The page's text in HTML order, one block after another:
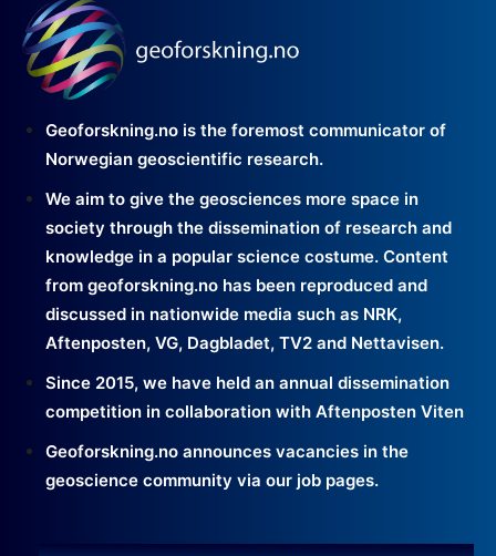
Geoforskning.no is the foremost communicator of
Norwegian geoscientific research.
We aim to give the geosciences more space in
society through the dissemination of research and
knowledge in a popular science costume. Content
from geoforskning.no has been reproduced and
discussed in nationwide media such as NRK,
Aftenposten, VG, Dagbladet, TV2 and Nettavisen.
Since 2015, we have held an annual dissemination
competition in collaboration with Aftenposten Viten
Geoforskning.no announces vacancies in the
geoscience community via our job pages.